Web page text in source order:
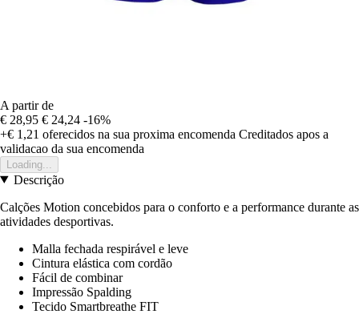
A partir de
€ 28,95 € 24,24 -16%
+€ 1,21 oferecidos na sua proxima encomenda Creditados apos a
validacao da sua encomenda
Loading...
Descrição
Calções Motion concebidos para o conforto e a performance durante as
atividades desportivas.
Malla fechada respirável e leve
Cintura elástica com cordão
Fácil de combinar
Impressão Spalding
Tecido Smartbreathe FIT